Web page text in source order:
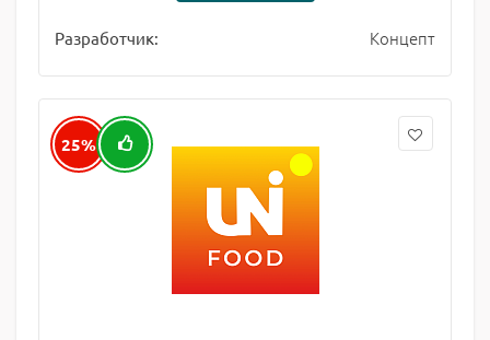
Разработчик: Концепт
25%